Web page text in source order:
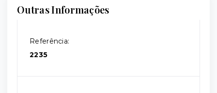
Outras Informações
Referência:
2235